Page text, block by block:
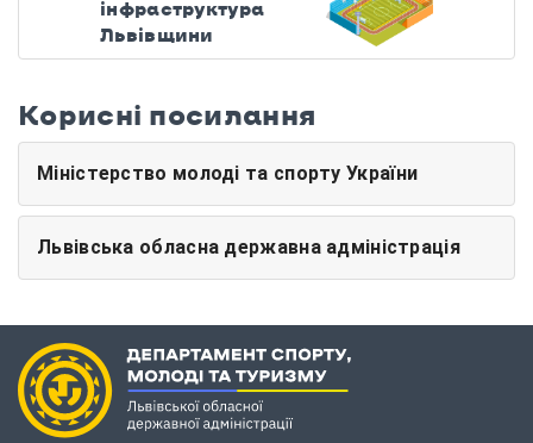
інфраструктура
Львівщини
Корисні посилання
Міністерство молоді та спорту України
Львівська обласна державна адміністрація